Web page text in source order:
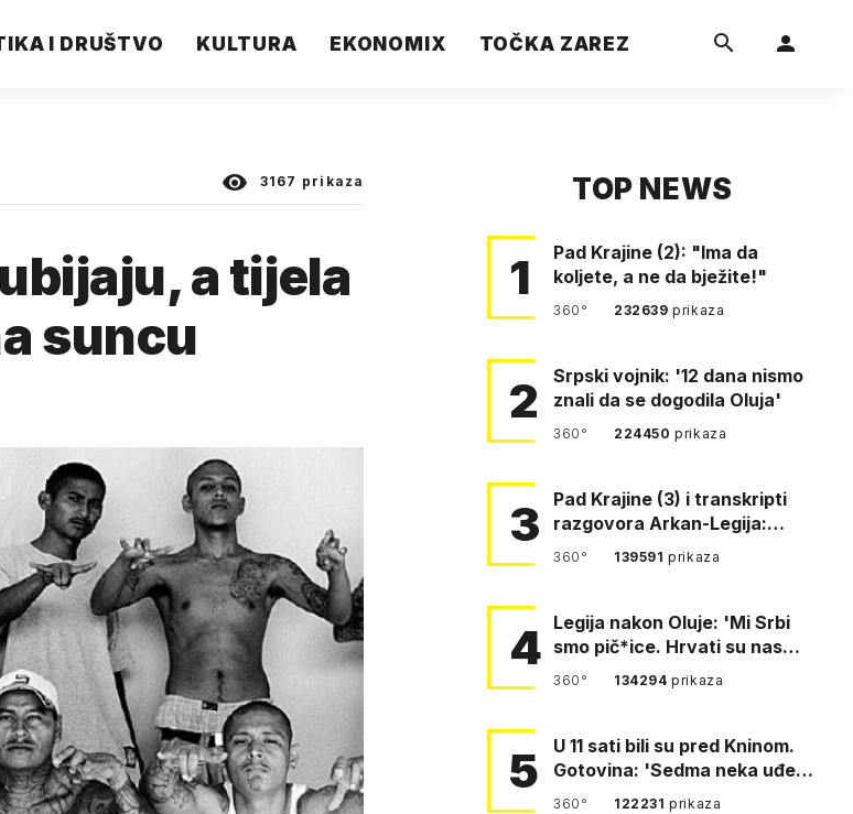
I DRUŠTVO KULTURA EKONOMIX TOČKA ZAREZ
3167 prikaza
a tijela
suncu
TOP NEWS
1
Pad Krajine (2): "Ima da
koljete, a ne da bježite!"
360° 232639prikaza
2
Srpski vojnik: '12 dana nismo
znali da se dogodila Oluja'
360° 224450prikaza
3
Pad Krajine (3) i transkripti
razgovora Arkan-Legija:
'Čujem, prelazite ustašam…
360° 139591prikaza
4 Legija nakon Oluje: 'Mi Srbi
smo pič*ice. Hrvati su nas
pomeli!'
360° 134294prikaza
5
U 11 sati bili su pred Kninom.
Gotovina: 'Sedma neka uđe,
4. gardijska neka g…
360° 122231prikaza